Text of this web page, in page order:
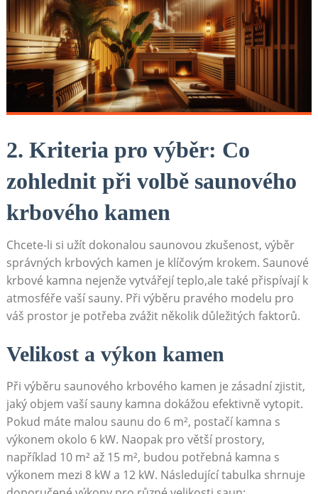
2. Kriteria pro výběr: Co
zohlednit při volbě saunového
krbového kamen
Chcete-li si užít dokonalou saunovou zkušenost, výběr
správných krbových kamen je klíčovým krokem. Saunové
krbové kamna nejenže vytvářejí teplo,ale také přispívají k
atmosféře vaší sauny. Při výběru pravého modelu pro
váš prostor je potřeba zvážit několik důležitých faktorů.
Velikost a výkon kamen
Při výběru saunového krbového kamen je zásadní zjistit,
jaký objem vaší sauny kamna dokážou efektivně vytopit.
Pokud máte malou saunu do 6 m², postačí kamna s
výkonem okolo 6 kW. Naopak pro větší prostory,
například 10 m² až 15 m², budou potřebná kamna s
výkonem mezi 8 kW a 12 kW. Následující tabulka shrnuje